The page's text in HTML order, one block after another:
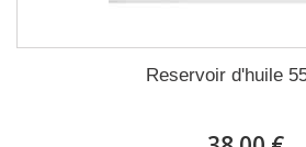
Reservoir d'huile